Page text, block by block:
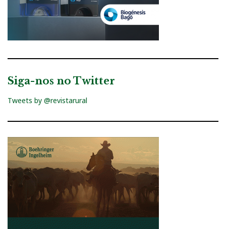
Siga-nos no Twitter
Tweets by @revistarural